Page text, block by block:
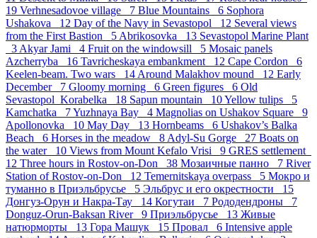
19 Verhnesadovoe village 7 Blue Mountains 6 Sophora
Ushakova 12 Day of the Navy in Sevastopol 12 Several views
from the First Bastion 5 Abrikosovka 13 Sevastopol Marine Plant
3 Akyar Jami 4 Fruit on the windowsill 5 Mosaic panels
Azcherryba 16 Tavricheskaya embankment 12 Cape Cordon 6
Keelen-beam. Two wars 14 Around Malakhov mound 12 Early
December 7 Gloomy morning 6 Green figures 6 Old
Sevastopol_Korabelka 18 Sapun mountain 10Yellow tulips 5
Kamchatka 7Yuzhnaya Bay 4 Magnolias on Ushakov Square 9
Apollonovka 10 May Day 13 Hornbeams 6 Ushakov’s Balka
Beach 6 Horses in the meadow 8 Adyl-Su Gorge 27 Boats on
the water 10 Views from Mount Kefalo Vrisi 9 GRES settlement
12 Three hours in Rostov-on-Don 38 Мозаичные панно 7 River
Station of Rostov-on-Don 12 Temernitskaya overpass 5 Мокро и
туманно в Приэльбрусье 5 Эльбрус и его окрестности 15
Донгуз-Орун и Накра-Тау 14 Когутаи 7 Рододендроны 7
Donguz-Orun-Baksan River 9 Приэльбрусье 13 Живые
натюрморты 13 Гора Машук 15 Провал 6 Intensive apple